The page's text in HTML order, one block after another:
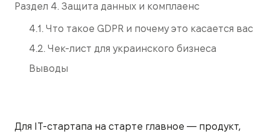
Раздел 4. Защита данных и комплаенс
4.1. Что такое GDPR и почему это касается вас
4.2. Чек-лист для украинского бизнеса
Выводы
Для IT-стартапа на старте главное — продукт,